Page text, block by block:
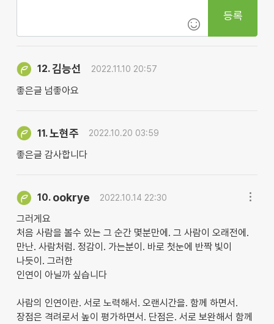
등록
12.김능선 2022.11.10 20:57
좋은글 넘좋아요
11.노현주 2022.10.20 03:59
좋은글 감사합니다
10. ookrye 2022.10.14 22:30
그러게요
처음 사람을 볼수 있는 그 순간 몇분만에. 그 사람이 오래전에.
만난. 사람처럼. 정감이. 가는분이. 바로 첫눈에 반짝 빛이
나듯이. 그러한
인연이 아닐까 싶습니다
사람의 인연이란. 서로 노력해서. 오랜시간을. 함께 하면서.
장점은 격려로서 높이 평가하면서. 단점은. 서로 보완해서 함께